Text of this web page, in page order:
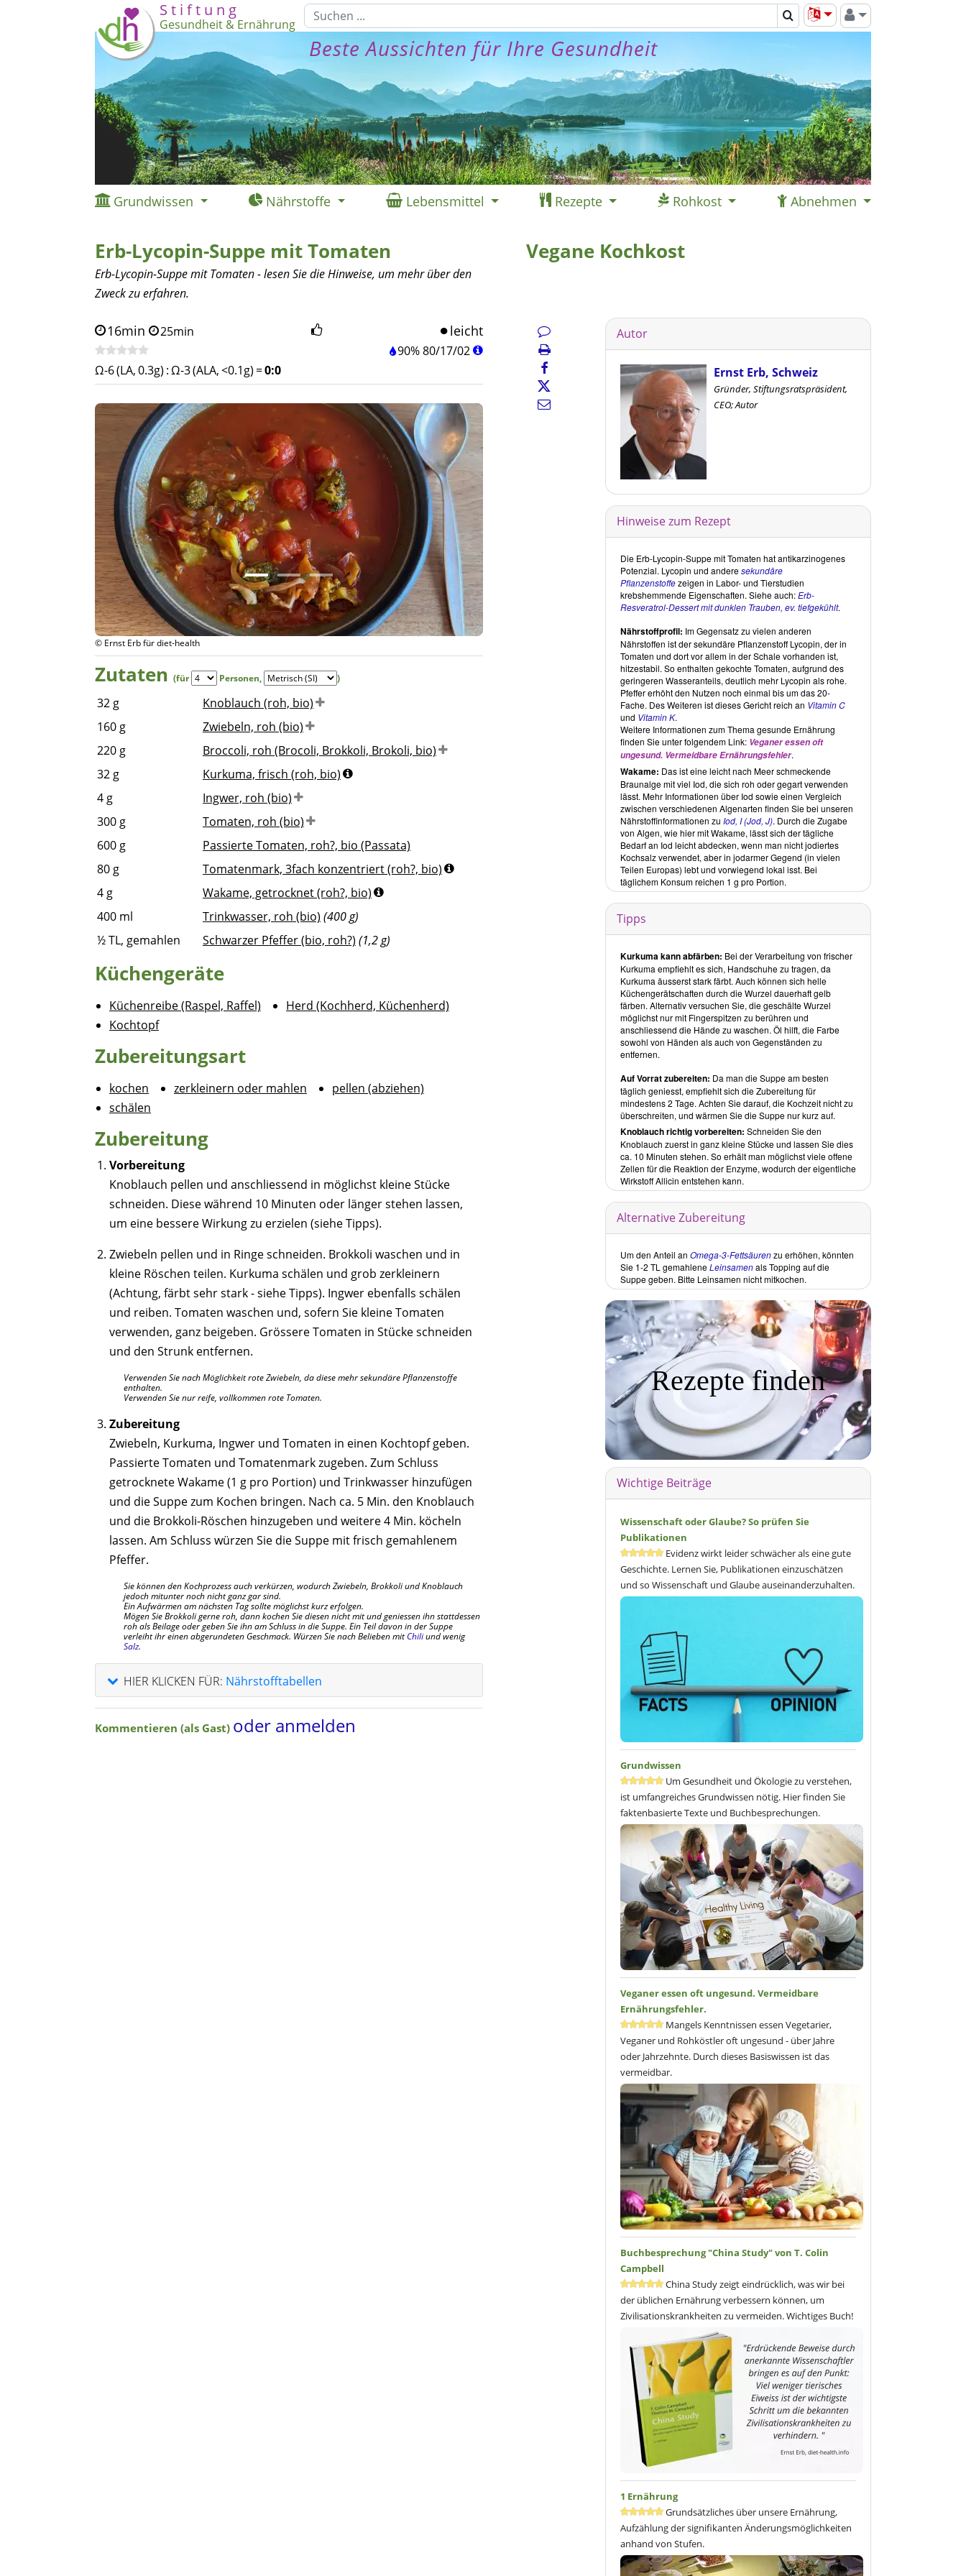
S t i f t u n g
Gesundheit & Ernährung
Beste Aussichten für Ihre Gesundheit
Grundwissen Nährstoffe Lebensmittel Rezepte Rohkost Abnehmen
Erb-Lycopin-Suppe mit Tomaten
Erb-Lycopin-Suppe mit Tomaten - lesen Sie die Hinweise, um mehr über den
Zweck zu erfahren.
Vegane Kochkost
16min 25min leicht
90%80/17/02
Ω-6 (LA, 0.3g) :Ω-3 (ALA, <0.1g) =0:0
© Ernst Erb für diet-health
Zutaten (für Personen, )
32 g
Knoblauch (roh, bio)
160 g
Zwiebeln, roh (bio)
220 g
Broccoli, roh (Brocoli, Brokkoli, Brokoli, bio)
32 g
Kurkuma, frisch (roh, bio)
4 g
Ingwer, roh (bio)
300 g
Tomaten, roh (bio)
600 g
Passierte Tomaten, roh?, bio (Passata)
80 g
Tomatenmark, 3fach konzentriert (roh?, bio)
4 g
Wakame, getrocknet (roh?, bio)
400 ml Trinkwasser, roh (bio) (400 g)
½TL, gemahlen Schwarzer Pfeffer (bio, roh?) (1,2 g)
Küchengeräte
Küchenreibe (Raspel, Raffel)
Herd (Kochherd, Küchenherd)
Kochtopf
Zubereitungsart
kochen zerkleinern oder mahlen
pellen (abziehen)
schälen
Zubereitung
Vorbereitung
Knoblauch pellen und anschliessend in möglichst kleine Stücke
schneiden. Diese während 10 Minuten oder länger stehen lassen,
um eine bessere Wirkung zu erzielen (siehe Tipps).
Zwiebeln pellen und in Ringe schneiden. Brokkoli waschen und in
kleine Röschen teilen. Kurkuma schälen und grob zerkleinern
(Achtung, färbt sehr stark - siehe Tipps). Ingwer ebenfalls schälen
und reiben. Tomaten waschen und, sofern Sie kleine Tomaten
verwenden, ganz beigeben. Grössere Tomaten in Stücke schneiden
und den Strunk entfernen.
Verwenden Sie nach Möglichkeit rote Zwiebeln, da diese mehr sekundäre Pflanzenstoffe
enthalten.
Verwenden Sie nur reife, vollkommen rote Tomaten.
Zubereitung
Zwiebeln, Kurkuma, Ingwer und Tomaten in einen Kochtopf geben.
Passierte Tomaten und Tomatenmark zugeben. Zum Schluss
getrocknete Wakame (1 g pro Portion) und Trinkwasser hinzufügen
und die Suppe zum Kochen bringen. Nach ca. 5 Min. den Knoblauch
und die Brokkoli-Röschen hinzugeben und weitere 4 Min. köcheln
lassen. Am Schluss würzen Sie die Suppe mit frisch gemahlenem
Pfeffer.
Sie können den Kochprozess auch verkürzen, wodurch Zwiebeln, Brokkoli und Knoblauch
jedoch mitunter noch nicht ganz gar sind.
Ein Aufwärmen am nächsten Tag sollte möglichst kurz erfolgen.
Mögen Sie Brokkoli gerne roh, dann kochen Sie diesen nicht mit und geniessen ihn stattdessen
roh als Beilage oder geben Sie ihn am Schluss in die Suppe. Ein Teil davon in der Suppe
verleiht ihr einen abgerundeten Geschmack. Würzen Sie nach Belieben mitChiliund wenig
Salz.
HIER KLICKEN FÜR: Nährstofftabellen
Kommentieren (als Gast) oder anmelden
Autor
Ernst Erb, Schweiz
Gründer, Stiftungsratspräsident,
CEO; Autor
Hinweise zum Rezept
Die Erb-Lycopin-Suppe mit Tomaten hat antikarzinogenes
Potenzial. Lycopin und anderesekundäre
Pflanzenstoffezeigen in Labor- und Tierstudien
krebshemmende Eigenschaften. Siehe auch:Erb-
Resveratrol-Dessert mit dunklen Trauben, ev. tiefgekühlt.
Nährstoffprofil: Im Gegensatz zu vielen anderen
Nährstoffen ist der sekundäre Pflanzenstoff Lycopin, der in
Tomaten und dort vor allem in der Schale vorhanden ist,
hitzestabil. So enthalten gekochte Tomaten, aufgrund des
geringeren Wasseranteils, deutlich mehr Lycopin als rohe.
Pfeffer erhöht den Nutzen noch einmal bis um das 20-
Fache. Des Weiteren ist dieses Gericht reich an Vitamin C
und Vitamin K.
Weitere Informationen zum Thema gesunde Ernährung
finden Sie unter folgendem Link: Veganer essen oft
ungesund. Vermeidbare Ernährungsfehler.
Wakame: Das ist eine leicht nach Meer schmeckende
Braunalge mit viel Iod, die sich roh oder gegart verwenden
lässt. Mehr Informationen über Iod sowie einen Vergleich
zwischen verschiedenen Algenarten finden Sie bei unseren
Nährstoffinformationen zu Iod, I (Jod, J). Durch die Zugabe
von Algen, wie hier mit Wakame, lässt sich der tägliche
Bedarf an Iod leicht abdecken, wenn man nicht jodiertes
Kochsalz verwendet, aber in jodarmer Gegend (in vielen
Teilen Europas) lebt und vorwiegend lokal isst. Bei
täglichem Konsum reichen 1 g pro Portion.
Tipps
Kurkuma kann abfärben: Bei der Verarbeitung von frischer
Kurkuma empfiehlt es sich, Handschuhe zu tragen, da
Kurkuma äusserst stark färbt. Auch können sich helle
Küchengerätschaften durch die Wurzel dauerhaft gelb
färben. Alternativ versuchen Sie, die geschälte Wurzel
möglichst nur mit Fingerspitzen zu berühren und
anschliessend die Hände zu waschen. Öl hilft, die Farbe
sowohl von Händen als auch von Gegenständen zu
entfernen.
Auf Vorrat zubereiten: Da man die Suppe am besten
täglich geniesst, empfiehlt sich die Zubereitung für
mindestens 2 Tage. Achten Sie darauf, die Kochzeit nicht zu
überschreiten, und wärmen Sie die Suppe nur kurz auf.
Knoblauch richtig vorbereiten: Schneiden Sie den
Knoblauch zuerst in ganz kleine Stücke und lassen Sie dies
ca. 10 Minuten stehen. So erhält man möglichst viele offene
Zellen für die Reaktion der Enzyme, wodurch der eigentliche
Wirkstoff Allicin entstehen kann.
Alternative Zubereitung
Um den Anteil an Omega-3-Fettsäurenzu erhöhen, könnten
Sie 1-2 TL gemahleneLeinsamenals Topping auf die
Suppe geben. Bitte Leinsamen nicht mitkochen.
Rezepte finden
Wichtige Beiträge
Wissenschaft oder Glaube? So prüfen Sie
Publikationen
Evidenz wirkt leider schwächer als eine gute
Geschichte. Lernen Sie, Publikationen einzuschätzen
und so Wissenschaft und Glaube auseinanderzuhalten.
Grundwissen
Um Gesundheit und Ökologie zu verstehen,
ist umfangreiches Grundwissen nötig. Hier finden Sie
faktenbasierte Texte und Buchbesprechungen.
Veganer essen oft ungesund. Vermeidbare
Ernährungsfehler.
Mangels Kenntnissen essen Vegetarier,
Veganer und Rohköstler oft ungesund - über Jahre
oder Jahrzehnte. Durch dieses Basiswissen ist das
vermeidbar.
Buchbesprechung "China Study" von T. Colin
Campbell
China Study zeigt eindrücklich, was wir bei
der üblichen Ernährung verbessern können, um
Zivilisationskrankheiten zu vermeiden. Wichtiges Buch!
1 Ernährung
Grundsätzliches über unsere Ernährung,
Aufzählung der signifikanten Änderungsmöglichkeiten
anhand von Stufen.